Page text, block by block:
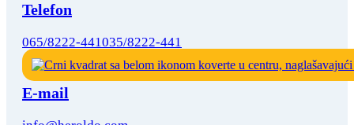
Telefon
065/8222-441035/8222-441
E-mail